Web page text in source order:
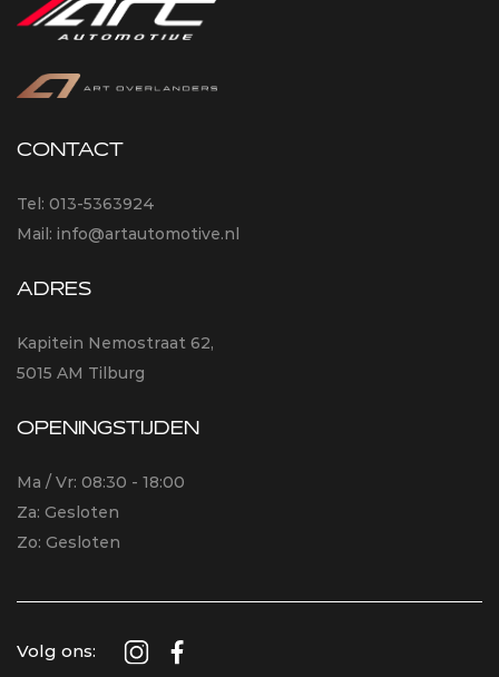
CONTACT
Tel: 013-5363924
Mail: info@artautomotive.nl
ADRES
Kapitein Nemostraat 62,
5015 AM Tilburg
OPENINGSTIJDEN
Ma / Vr: 08:30 - 18:00
Za: Gesloten
Zo: Gesloten
Volg ons: